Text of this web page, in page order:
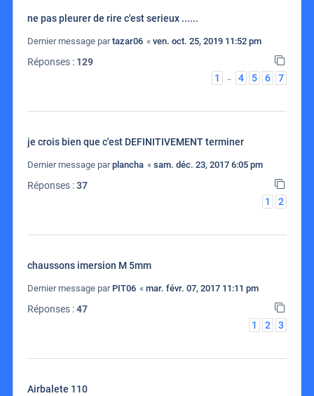
ne pas pleurer de rire c'est serieux ......
Dernier message partazar06 « ven. oct. 25, 2019 11:52 pm
Réponses : 129
1
… 4 5 6 7
je crois bien que c'est DEFINITIVEMENT terminer
Dernier message parplancha « sam. déc. 23, 2017 6:05 pm
Réponses :37
1
2
chaussons imersion M 5mm
Dernier message par PIT06 « mar. févr. 07, 2017 11:11 pm
Réponses :47
1
2 3
Airbalete 110